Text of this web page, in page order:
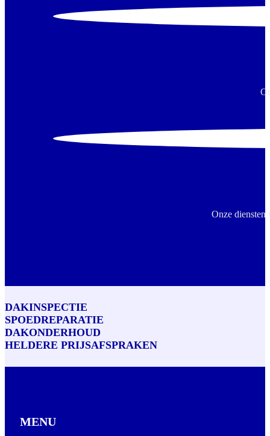
Onze diensten
DAKINSPECTIE
SPOEDREPARATIE
DAKONDERHOUD
HELDERE PRIJSAFSPRAKEN
MENU